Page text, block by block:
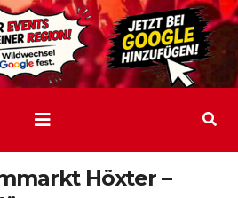
Höxter –